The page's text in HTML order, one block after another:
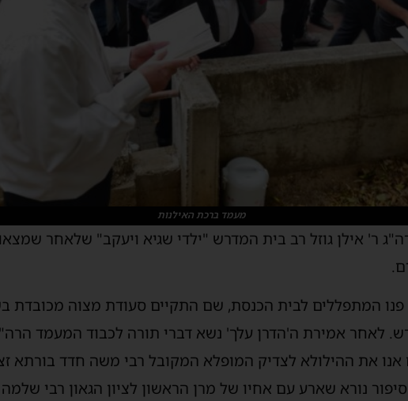
מעמד ברכת האילנות
ר' אילן גוזל רב בית המדרש "ילדי שגיא ויעקב" שלאחר
המתפללים לבית הכנסת, שם התקיים סעודת מצוה מכובדת
לאחר אמירת ה'הדרן עלך' נשא דברי תורה לכבוד המעמד הרה"ג
אנו את ההילולא לצדיק המופלא המקובל רבי משה חדד בורתא
סיפור נורא שארע עם אחיו של מרן הראשון לציון הגאון רבי